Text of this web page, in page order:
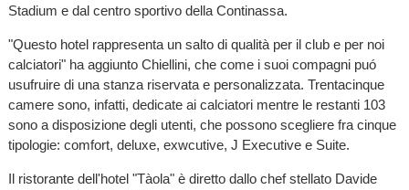
Stadium e dal centro sportivo della Continassa.
"Questo hotel rappresenta un salto di qualità per il club e per noi
calciatori" ha aggiunto Chiellini, che come i suoi compagni puó
usufruire di una stanza riservata e personalizzata. Trentacinque
camere sono, infatti, dedicate ai calciatori mentre le restanti 103
sono a disposizione degli utenti, che possono scegliere fra cinque
tipologie: comfort, deluxe, exwcutive, J Executive e Suite.
Il ristorante dell'hotel "Tàola" è diretto dallo chef stellato Davide